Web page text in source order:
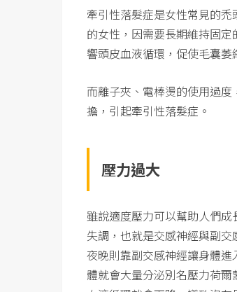
牽引性落髮症是女性常見的
的女性，因需要長期維持固
響頭皮血液循環，促使毛囊
而離子夾、電棒燙的使用過
擔，引起牽引性落髮症。
壓力過大
雖說適度壓力可以幫助人們
失調，也就是交感神經與副
夜晚則靠副交感神經讓身體
體就會大量分泌別名壓力荷